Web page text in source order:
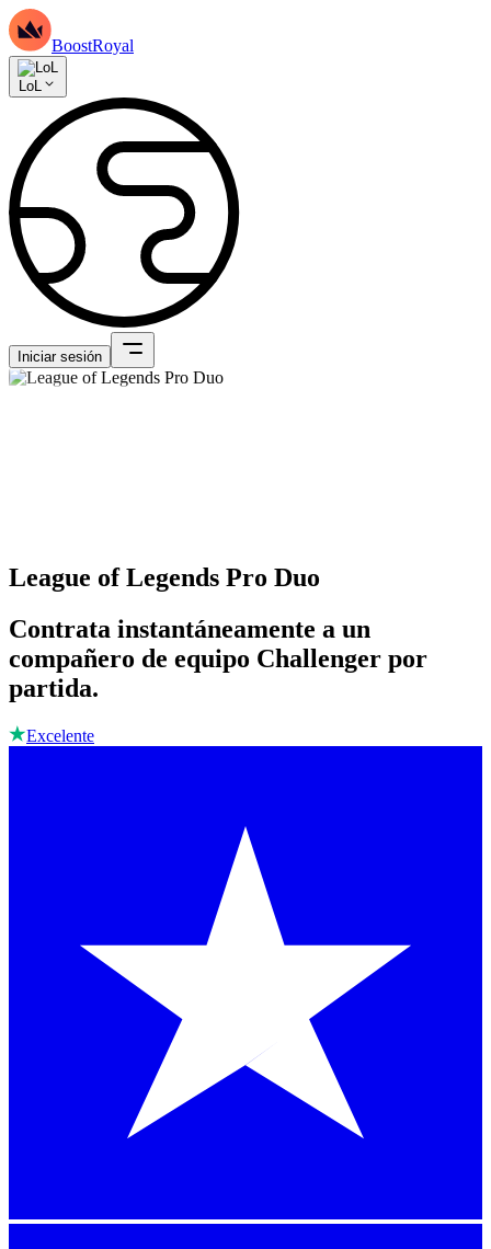
BoostRoyal
LoL
Iniciar sesión
League of Legends Pro Duo
Contrata instantáneamente a un
compañero de equipo Challenger por
partida.
Excelente